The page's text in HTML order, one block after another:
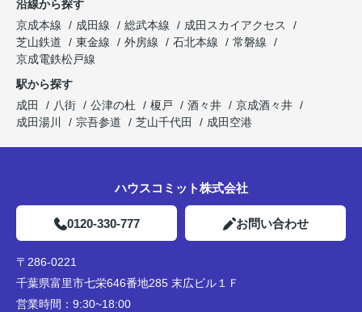
沿線から探す
京成本線
成田線 総武本線
成田スカイアクセス
芝山鉄道
東金線 外房線 石北本線
常磐線
京成電鉄松戸線
駅から探す
成田
八街 公津の杜 榎戸 酒々井
京成酒々井
成田湯川
宗吾参道 芝山千代田 成田空港
ハウスコミット株式会社
0120-330-777 お問い合わせ
〒286-0221
千葉県富里市七栄646番地285 末広ビル１Ｆ
営業時間： 9:30~18:00